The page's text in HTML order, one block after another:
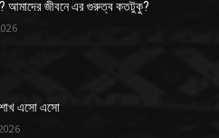
আমাদের জীবনে এর গুরুত্ব কতটুকু?
এসো এসো